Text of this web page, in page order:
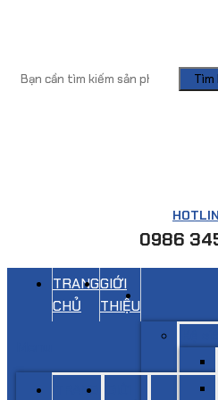
Tìm
0986
TRANG
CHỦ
GIỚI
THIỆU
TRANG